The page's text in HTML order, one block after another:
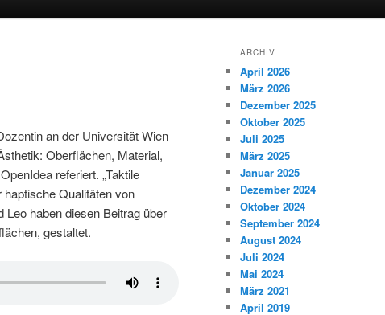
an der Universität Wien
Oberflächen, Material,
referiert. „Taktile
haptische Qualitäten von
haben diesen Beitrag über
gestaltet.
ARCHIV
April 2026
März 2026
Dezember 2025
Oktober 2025
Juli 2025
März 2025
Januar 2025
Dezember 2024
Oktober 2024
September 2024
August 2024
Juli 2024
Mai 2024
März 2021
April 2019